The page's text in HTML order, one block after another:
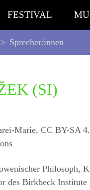
FESTIVAL
Sprecher:innen
(SI)
Philosoph,
des Birkbeck